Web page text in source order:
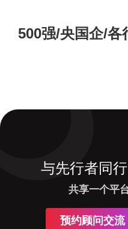
500强/央国企/各
与先行者同
共享一个平
预约顾问交流